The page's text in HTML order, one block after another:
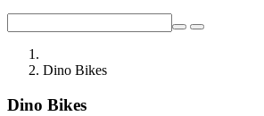
Dino Bikes
Dino Bikes